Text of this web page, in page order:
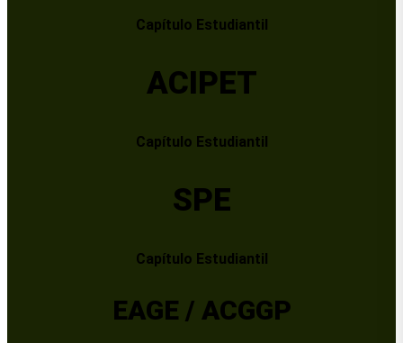
Capítulo Estudiantil
ACIPET
Capítulo Estudiantil
SPE
Capítulo Estudiantil
EAGE / ACGGP